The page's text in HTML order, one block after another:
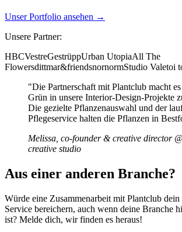
Unser Portfolio ansehen →
Unsere Partner:
HBCVestreGestrüppUrban UtopiaAll The
Flowersdittmar&friendsnornormStudio Valetoi
"Die Partnerschaft mit Plantclub macht
Grün in unsere Interior-Design-Projekte
Die gezielte Pflanzenauswahl und der
Pflegeservice halten die Pflanzen in
Melissa, co-founder & creative director
creative studio
Aus einer anderen Branche?
Würde eine Zusammenarbeit mit Plantclub
Service bereichern, auch wenn deine Branche
ist? Melde dich, wir finden es heraus!